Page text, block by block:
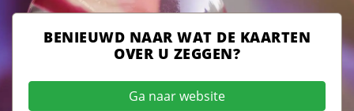
BENIEUWD NAAR WAT DE KAARTEN
OVER U ZEGGEN?
Ga naar website